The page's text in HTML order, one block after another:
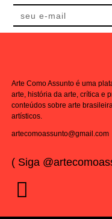
Arte Como Assunto é uma
arte, história da arte, crítica e
conteúdos sobre arte
artísticos.
artecomoassunto@gmail.com
( Siga